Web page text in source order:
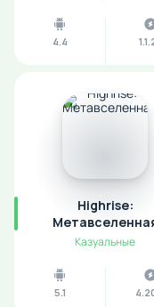
4.4
Highrise:
Казуальные
5.1